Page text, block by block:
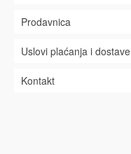
Prodavnica
Uslovi plaćanja i dostave
Kontakt